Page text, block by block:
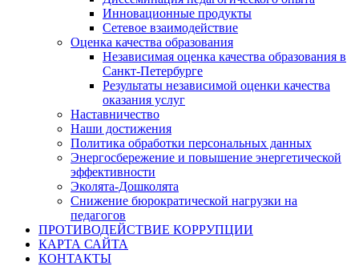
Инновационные продукты
Сетевое взаимодействие
Оценка качества образования
Независимая оценка качества образования в
Санкт-Петербурге
Результаты независимой оценки качества
оказания услуг
Наставничество
Наши достижения
Политика обработки персональных данных
Энергосбережение и повышение энергетической
эффективности
Эколята-Дошколята
Снижение бюрократической нагрузки на
педагогов
ПРОТИВОДЕЙСТВИЕ КОРРУПЦИИ
КАРТА САЙТА
КОНТАКТЫ